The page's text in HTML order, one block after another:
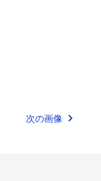
次の画像